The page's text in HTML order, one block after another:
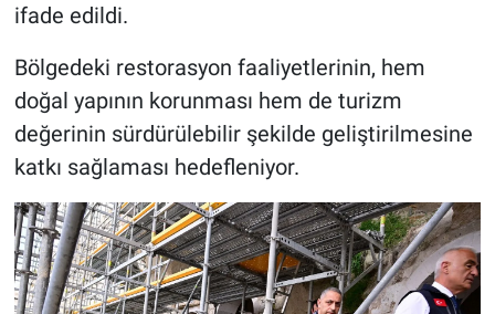
ifade edildi.
Bölgedeki restorasyon faaliyetlerinin, hem
doğal yapının korunması hem de turizm
değerinin sürdürülebilir şekilde geliştirilmesine
katkı sağlaması hedefleniyor.